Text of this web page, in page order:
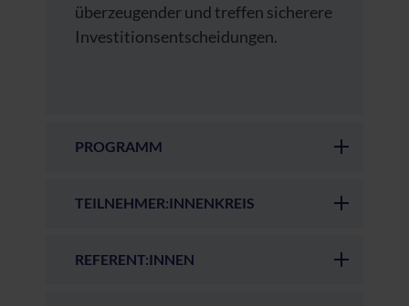
überzeugender und treffen sicherere
Investitionsentscheidungen.
PROGRAMM
TEILNEHMER:INNENKREIS
REFERENT:INNEN